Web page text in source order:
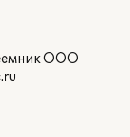
ООО